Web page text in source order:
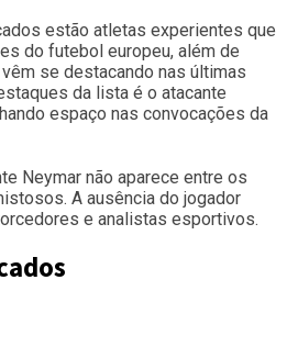
estão atletas experientes que
do futebol europeu, além de
se destacando nas últimas
da lista é o atacante
espaço nas convocações da
Neymar não aparece entre os
A ausência do jogador
e analistas esportivos.